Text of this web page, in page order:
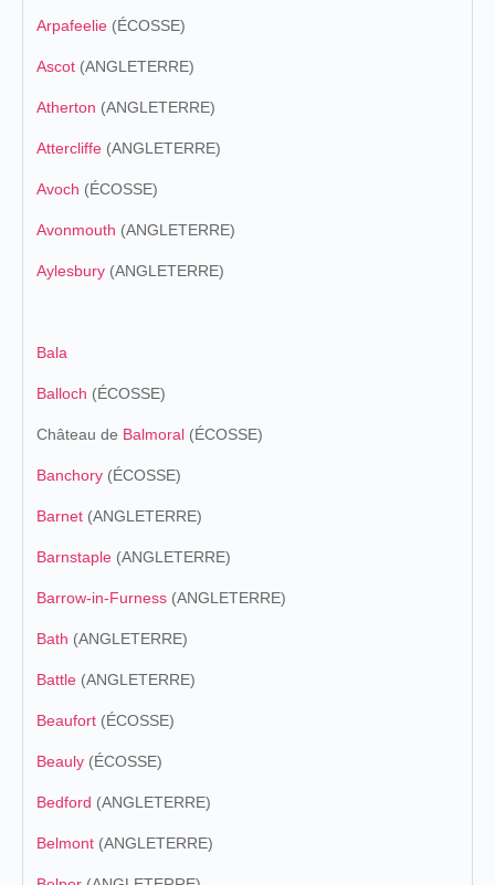
Arpafeelie (ÉCOSSE)
Ascot (ANGLETERRE)
Atherton (ANGLETERRE)
Attercliffe (ANGLETERRE)
Avoch (ÉCOSSE)
Avonmouth (ANGLETERRE)
Aylesbury (ANGLETERRE)
Bala
Balloch (ÉCOSSE)
Château de Balmoral (ÉCOSSE)
Banchory (ÉCOSSE)
Barnet (ANGLETERRE)
Barnstaple (ANGLETERRE)
Barrow-in-Furness (ANGLETERRE)
Bath (ANGLETERRE)
Battle (ANGLETERRE)
Beaufort (ÉCOSSE)
Beauly (ÉCOSSE)
Bedford (ANGLETERRE)
Belmont (ANGLETERRE)